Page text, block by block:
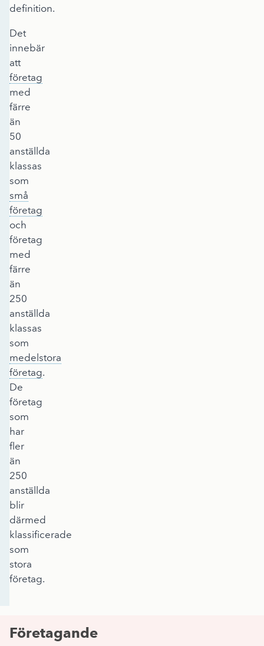
definition.
Det
innebär
att
företag
med
färre
än
50
anställda
klassas
som
små
företag
och
företag
med
färre
än
250
anställda
klassas
som
medelstora
företag.
De
företag
som
har
fler
än
250
anställda
blir
därmed
klassificerade
som
stora
företag.
Företagande